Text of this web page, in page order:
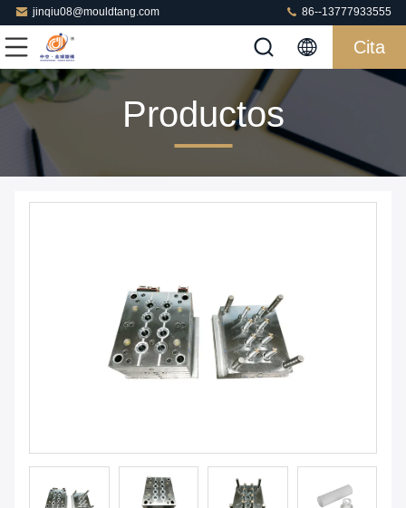
jinqiu08@mouldtang.com 86--13777933555
Cita
Productos